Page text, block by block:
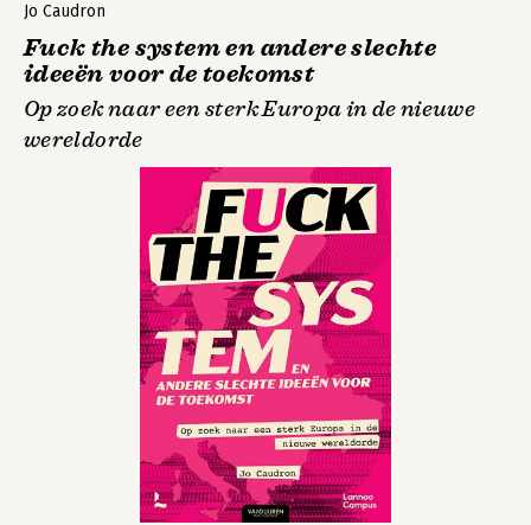
Jo Caudron
Fuck the system en andere slechte
ideeën voor de toekomst
Op zoek naar een sterk Europa in de nieuwe
wereldorde